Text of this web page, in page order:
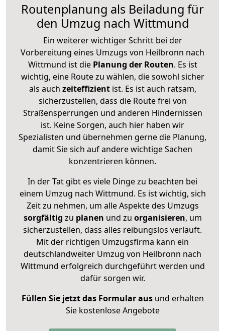
Routenplanung als Beiladung für
den Umzug nach Wittmund
Ein weiterer wichtiger Schritt bei der
Vorbereitung eines Umzugs von Heilbronn nach
Wittmund ist diePlanung der Routen. Es ist
wichtig, eine Route zu wählen, die sowohl sicher
als auch zeiteffizientist. Es ist auch ratsam,
sicherzustellen, dass die Route frei von
Straßensperrungen und anderen Hindernissen
ist. Keine Sorgen, auch hier haben wir
Spezialisten und übernehmen gerne die Planung,
damit Sie sich auf andere wichtige Sachen
konzentrieren können.
In der Tat gibt es viele Dinge zu beachten bei
einem Umzug nach Wittmund. Es ist wichtig, sich
Zeit zu nehmen, um alle Aspekte des Umzugs
sorgfältig zu planen und zu organisieren, um
sicherzustellen, dass alles reibungslos verläuft.
Mit der richtigen Umzugsfirma kann ein
deutschlandweiter Umzug von Heilbronn nach
Wittmund erfolgreich durchgeführt werden und
dafür sorgen wir.
Füllen Sie jetzt das Formular ausund erhalten
Sie kostenlose Angebote